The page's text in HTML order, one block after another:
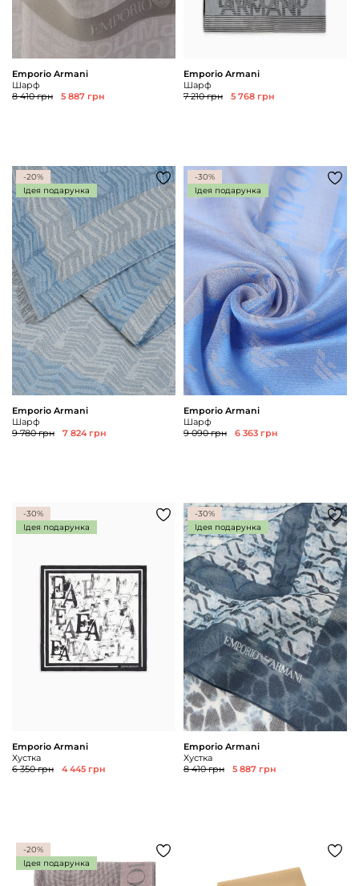
Emporio Armani
Шарф
8 410 грн
5 887 грн
Emporio Armani
Шарф
7 210 грн
5 768 грн
-20%
Ідея подарунка
Emporio Armani
Шарф
9 780 грн
7 824 грн
-30%
Ідея подарунка
Emporio Armani
Шарф
9 090 грн
6 363 грн
-30%
Ідея подарунка
Emporio Armani
Хустка
6 350 грн
4 445 грн
-30%
Ідея подарунка
Emporio Armani
Хустка
8 410 грн
5 887 грн
-20%
Ідея подарунка